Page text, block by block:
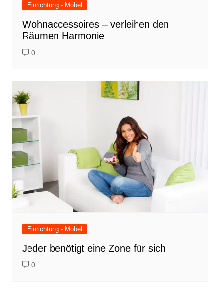
Einrichtung - Möbel
Wohnaccessoires – verleihen den
Räumen Harmonie
0
Einrichtung - Möbel
Jeder benötigt eine Zone für sich
0